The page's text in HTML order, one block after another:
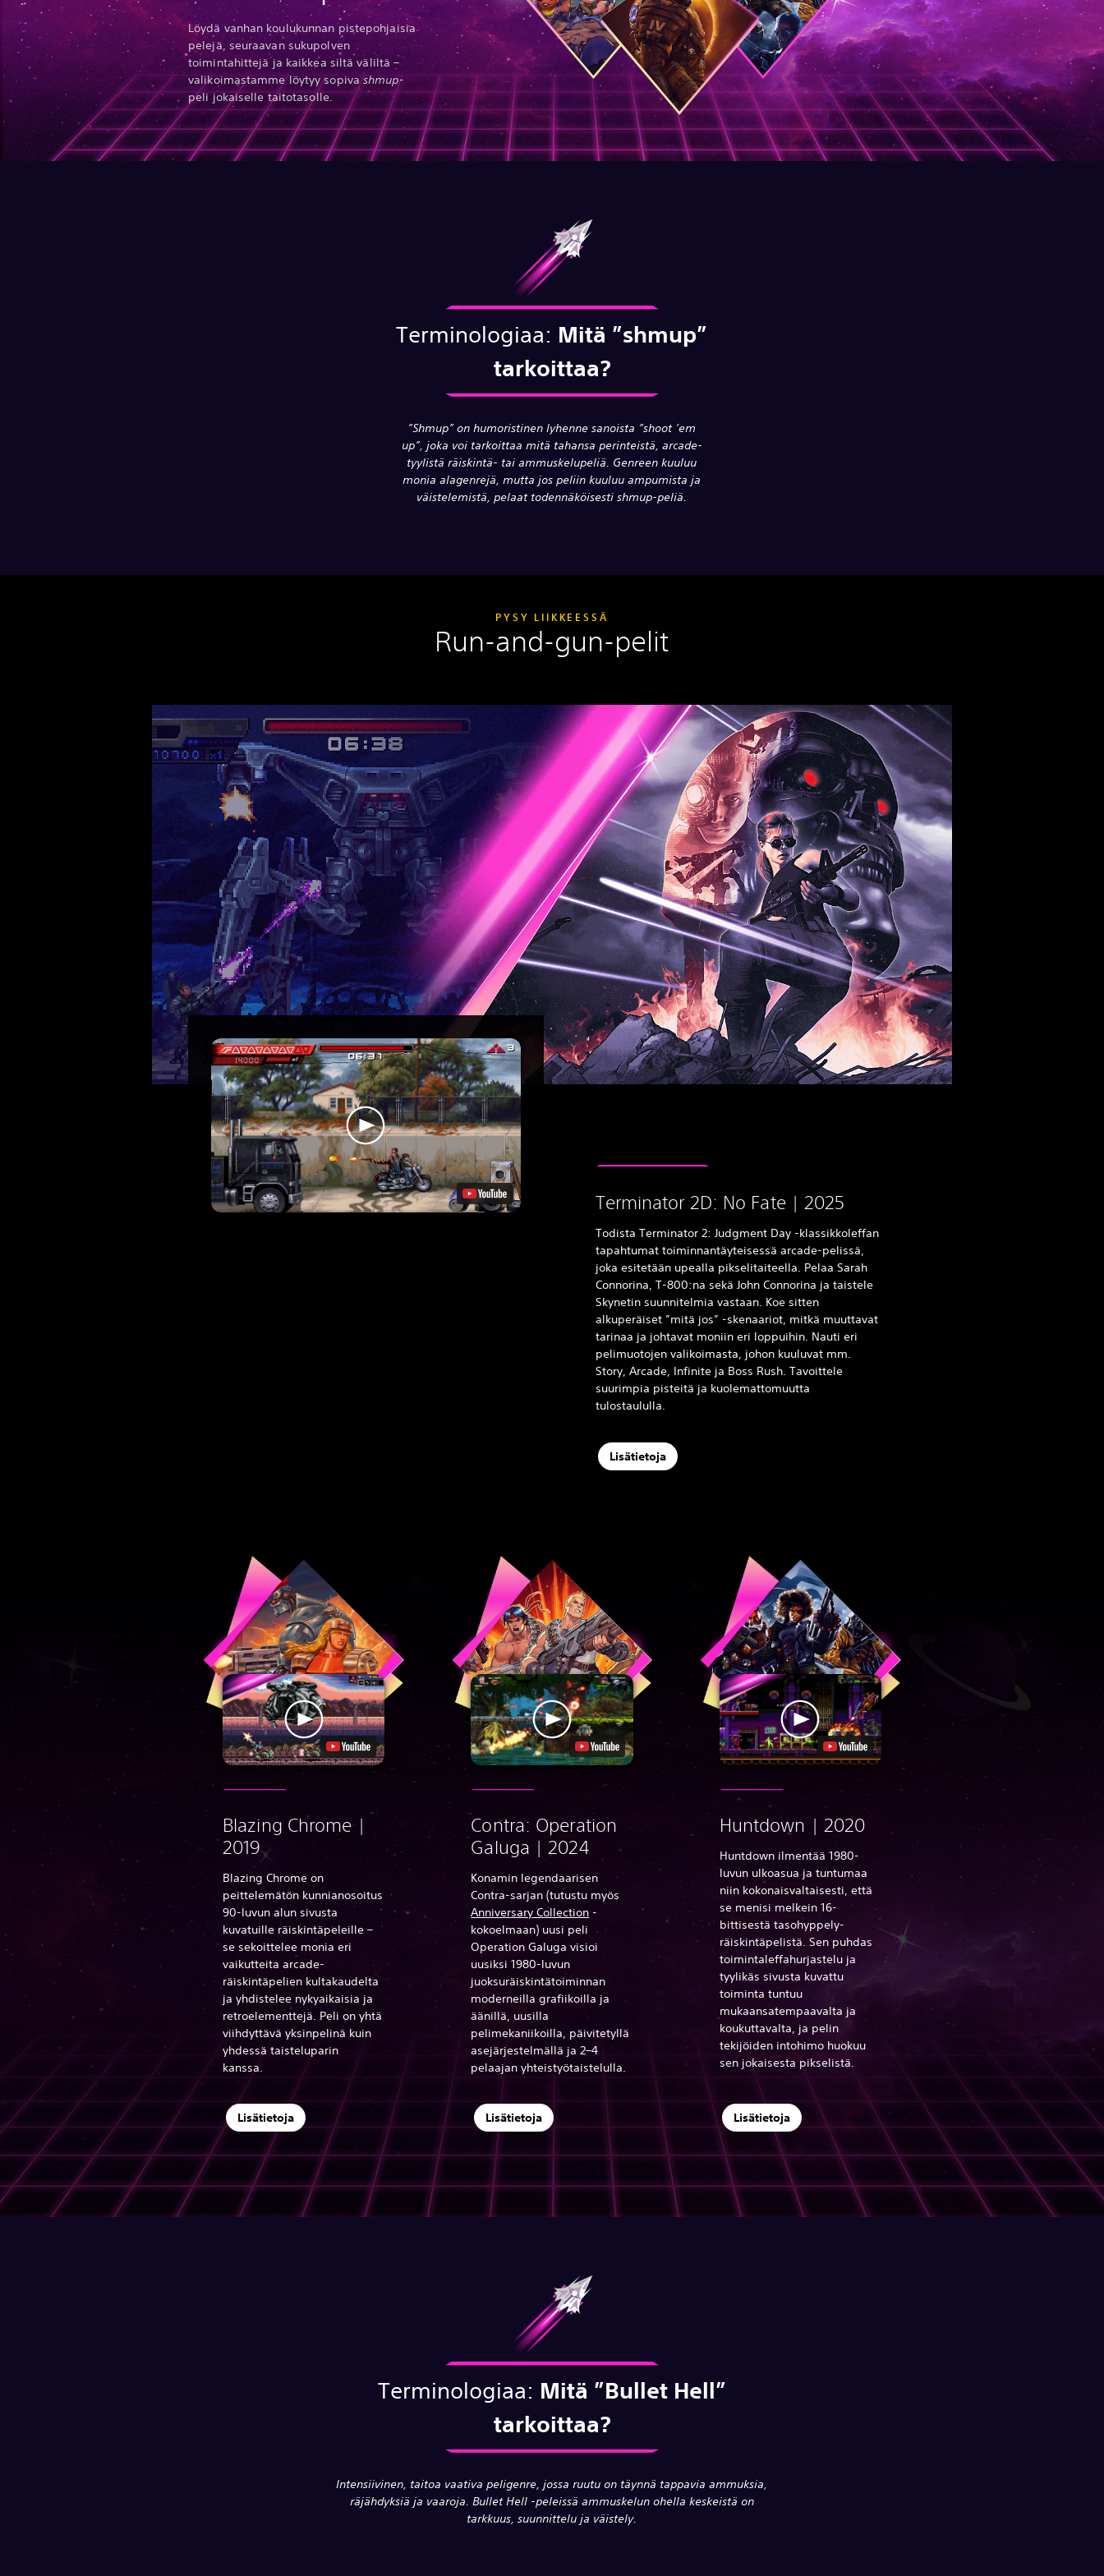
Löydä vanhan koulukunnan pistepohjaisia
pelejä, seuraavan sukupolven
toimintahittejä ja kaikkea siltä väliltä –
valikoimastamme löytyy sopivashmup-
peli jokaiselle taitotasolle.
Terminologiaa: Mitä ”shmup”
tarkoittaa?
”Shmup” on humoristinen lyhenne sanoista ”shoot ’em
up”, joka voi tarkoittaa mitä tahansa perinteistä, arcade-
tyylistä räiskintä- tai ammuskelupeliä. Genreen kuuluu
monia alagenrejä, mutta jos peliin kuuluu ampumista ja
väistelemistä, pelaat todennäköisesti shmup-peliä.
PYSY LIIKKEESSÄ
Run-and-gun-pelit
Terminator 2D: No Fate | 2025
Todista Terminator 2: Judgment Day -klassikkoleffan
tapahtumat toiminnantäyteisessä arcade-pelissä,
joka esitetään upealla pikselitaiteella. Pelaa Sarah
Connorina, T-800:na sekä John Connorina ja taistele
Skynetin suunnitelmia vastaan. Koe sitten
alkuperäiset ”mitä jos” -skenaariot, mitkä muuttavat
tarinaa ja johtavat moniin eri loppuihin. Nauti eri
pelimuotojen valikoimasta, johon kuuluvat mm.
Story, Arcade, Infinite ja Boss Rush. Tavoittele
suurimpia pisteitä ja kuolemattomuutta
tulostaululla.
Lisätietoja
Blazing Chrome |
2019
Blazing Chrome on
peittelemätön kunnianosoitus
90-luvun alun sivusta
kuvatuille räiskintäpeleille –
se sekoittelee monia eri
vaikutteita arcade-
räiskintäpelien kultakaudelta
ja yhdistelee nykyaikaisia ja
retroelementtejä. Peli on yhtä
viihdyttävä yksinpelinä kuin
yhdessä taisteluparin
kanssa.
Lisätietoja
Contra: Operation
Galuga | 2024
Konamin legendaarisen
Contra-sarjan (tutustu myös
Anniversary Collection -
kokoelmaan) uusi peli
Operation Galuga visioi
uusiksi 1980-luvun
juoksuräiskintätoiminnan
moderneilla grafiikoilla ja
äänillä, uusilla
pelimekaniikoilla, päivitetyllä
asejärjestelmällä ja 2–4
pelaajan yhteistyötaistelulla.
Lisätietoja
Huntdown | 2020
Huntdown ilmentää 1980-
luvun ulkoasua ja tuntumaa
niin kokonaisvaltaisesti, että
se menisi melkein 16-
bittisestä tasohyppely-
räiskintäpelistä. Sen puhdas
toimintaleffahurjastelu ja
tyylikäs sivusta kuvattu
toiminta tuntuu
mukaansatempaavalta ja
koukuttavalta, ja pelin
tekijöiden intohimo huokuu
sen jokaisesta pikselistä.
Lisätietoja
Terminologiaa: Mitä ”Bullet Hell”
tarkoittaa?
Intensiivinen, taitoa vaativa peligenre, jossa ruutu on täynnä tappavia ammuksia,
räjähdyksiä ja vaaroja. Bullet Hell -peleissä ammuskelun ohella keskeistä on
tarkkuus, suunnittelu ja väistely.